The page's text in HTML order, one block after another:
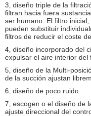
3, diseño triple de la
filtran hacia fuera
ser humano. El filtro
pueden substituir
filtros de reducir el coste
4, diseño incorporado del
expulsar el aire interior del
5, diseño de la Multi-
de la succión ajustan
6, diseño de poco ruido.
7, escogen o el diseño de
ajuste direccional del